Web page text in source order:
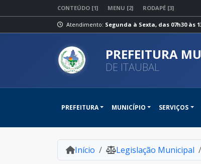
CONTEÚDO [1] MENU [2] RODAPÉ [3]
Atendimento: Segunda à Sexta, das 07h30 às
PREFEITURA
DE ITAUBAL
PREFEITURA MUNICÍPIO SERVIÇOS
Início Legislação Municipal